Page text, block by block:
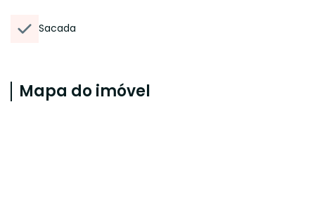
Sacada
Mapa do imóvel